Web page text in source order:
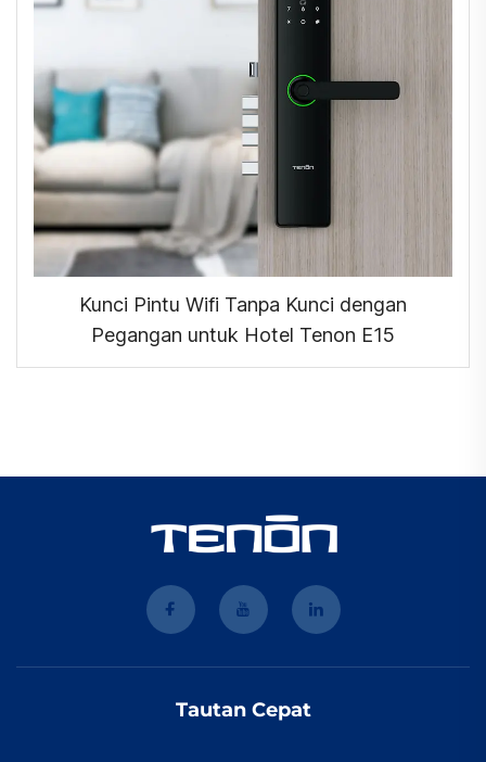
Kunci Pintu Wifi Tanpa Kunci dengan
Pegangan untuk Hotel Tenon E15
Tautan Cepat